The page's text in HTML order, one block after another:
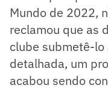
Mundo de 2022,
reclamou que as
clube submetê-lo
detalhada, um
acabou sendo